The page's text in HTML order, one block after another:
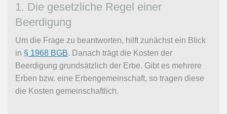
1. Die gesetzliche Regel einer
Beerdigung
Um die Frage zu beantworten, hilft zunächst ein Blick
in § 1968 BGB. Danach trägt die Kosten der
Beerdigung grundsätzlich der Erbe. Gibt es mehrere
Erben bzw. eine Erbengemeinschaft, so tragen diese
die Kosten gemeinschaftlich.